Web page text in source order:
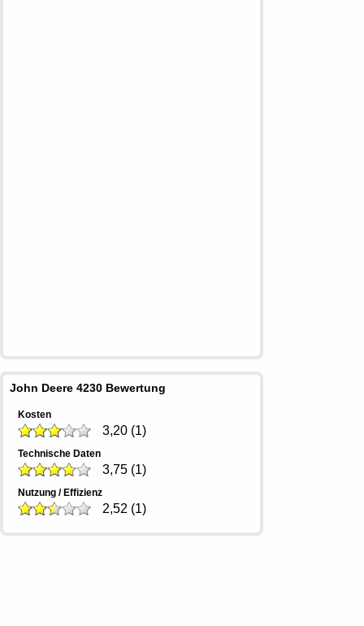
John Deere 4230 Bewertung
Kosten
3,20 (1)
Technische Daten
3,75 (1)
Nutzung / Effizienz
2,52 (1)